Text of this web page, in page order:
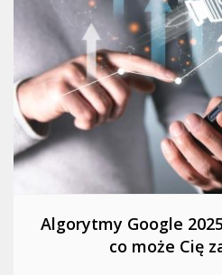
Algorytmy Google
co może Cię